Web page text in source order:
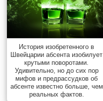
История изобретенного в
Швейцарии абсента изобилует
крутыми поворотами.
Удивительно, но до сих пор
мифов и предрассудков об
абсенте известно больше, чем
реальных фактов.